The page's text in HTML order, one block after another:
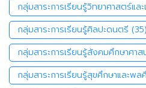
กลุ่มสาระการเรียนรู้วิทยาศาสตร์และ
กลุ่มสาระการเรียนรู้ศิลปะดนตรี (35)
กลุ่มสาระการเรียนรู้สังคมศึกษาศา
กลุ่มสาระการเรียนรู้สุขศึกษาและพล